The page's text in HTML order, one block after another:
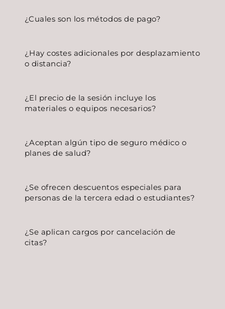
¿Cuales son los métodos de pago?
¿Hay costes adicionales por desplazamiento
o distancia?
¿El precio de la sesión incluye los
materiales o equipos necesarios?
¿Aceptan algún tipo de seguro médico o
planes de salud?
¿Se ofrecen descuentos especiales para
personas de la tercera edad o estudiantes?
¿Se aplican cargos por cancelación de
citas?